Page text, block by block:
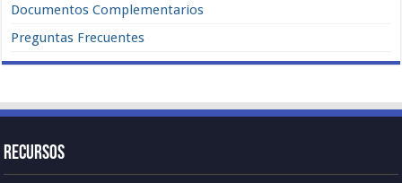
Documentos Complementarios
Preguntas Frecuentes
Recursos